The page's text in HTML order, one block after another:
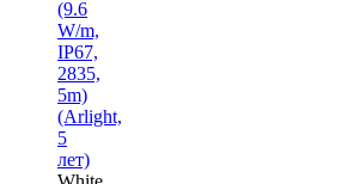
(9.6
W/m,
IP67,
2835,
5m)
(Arlight,
5
лет)